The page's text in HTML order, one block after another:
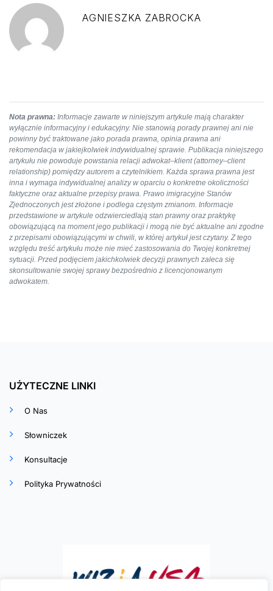
AGNIESZKA ZABROCKA
Nota prawna: Informacje zawarte w niniejszym artykule mają charakter
wyłącznie informacyjny i edukacyjny. Nie stanowią porady prawnej ani nie
powinny być traktowane jako porada prawna, opinia prawna ani
rekomendacja w jakiejkolwiek indywidualnej sprawie. Publikacja niniejszego
artykułu nie powoduje powstania relacji adwokat–klient (attorney–client
relationship) pomiędzy autorem a czytelnikiem. Każda sprawa prawna jest
inna i wymaga indywidualnej analizy w oparciu o konkretne okoliczności
faktyczne oraz aktualne przepisy prawa. Prawo imigracyjne Stanów
Zjednoczonych jest złożone i podlega częstym zmianom. Informacje
przedstawione w artykule odzwierciedlają stan prawny oraz praktykę
obowiązującą na moment jego publikacji i mogą nie być aktualne ani zgodne
z przepisami obowiązującymi w chwili, w której artykuł jest czytany. Z tego
względu treść artykułu może nie mieć zastosowania do Twojej konkretnej
sytuacji. Przed podjęciem jakichkolwiek decyzji prawnych zaleca się
skonsultowanie swojej sprawy bezpośrednio z licencjonowanym
adwokatem.
UŻYTECZNE LINKI
O Nas
Słowniczek
Konsultacje
Polityka Prywatności